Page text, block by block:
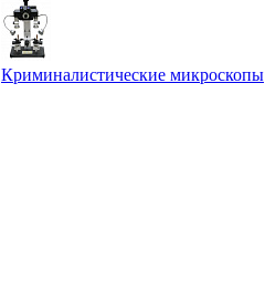
Криминалистические микроскопы